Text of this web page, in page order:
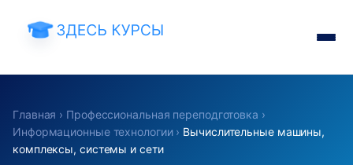
Главная › Профессиональная переподготовка ›
Информационные технологии› Вычислительные машины,
комплексы, системы и сети